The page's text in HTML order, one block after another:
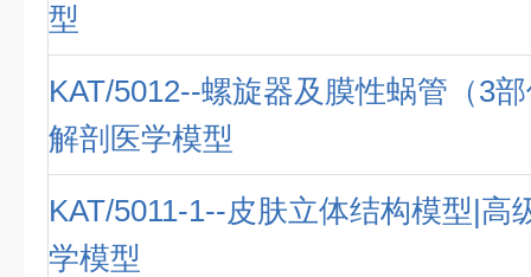
型
KAT/5012--螺旋器及膜性蜗管（3
解剖医学模型
KAT/5011-1--皮肤立体结构模型|高
学模型